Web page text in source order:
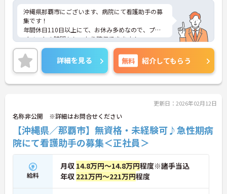
沖縄県那覇市にございます、病院にて看護助手の募
集です！
年間休日110日以上にて、お休み多めなので、プラ
イベートの時間もしっかり確保できます！
また、マイカー通勤OKなので、毎日の通勤も楽々で
す♪
ご興味のある方は、マイナビ介護職までお問い合わ
せください。
詳細を見る 無料 紹介してもらう
更新日：2026年02月12日
名称非公開 ※詳細はお問合せください
【沖縄県／那覇市】無資格・未経験可♪急性期病
院にて看護助手の募集＜正社員＞
給料
月収 14.8万円～14.8万円程度※諸手当込
年収 221万円～221万円程度